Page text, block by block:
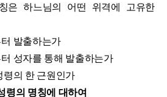
은 하느님의 어떤 위격에 고유한
발출하는가
성자를 통해 발출하는가
령의 한 근원인가
령의 명칭에 대하여